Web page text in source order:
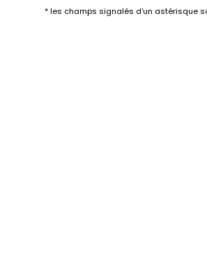
* les champs signalés d'un astérisque